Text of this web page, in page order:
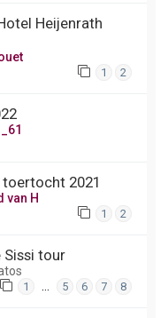
Heijenrath
1 2
2021
van H
1 2
Sissi tour
1 … 5 6 7 8